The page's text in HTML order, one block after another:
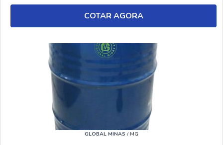
COTAR AGORA
GLOBAL MINAS / MG